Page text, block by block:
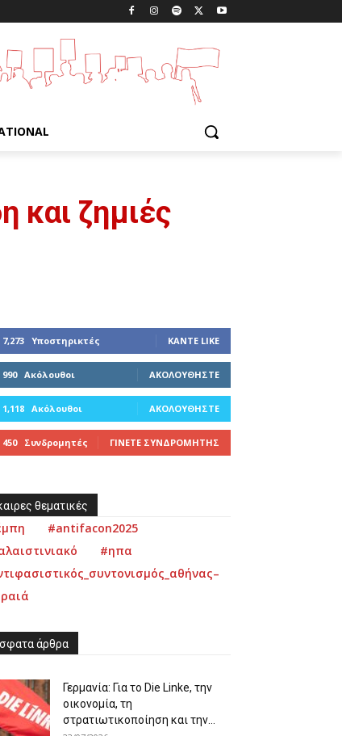
και ζημιές
7,273 Υποστηρικτές ΚΆΝΤΕ LIKE
990 Ακόλουθοι ΑΚΟΛΟΥΘΉΣΤΕ
1,118 Ακόλουθοι ΑΚΟΛΟΥΘΉΣΤΕ
450 Συνδρομητές ΓΊΝΕΤΕ ΣΥΝΔΡΟΜΗΤΉΣ
θεματικές
#antifacon2025
#ηπα
άρθρα
Γερμανία: Για το Die Linke, την
οικονομία, τη
στρατιωτικοποίηση και την...